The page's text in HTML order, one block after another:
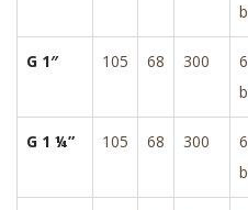
G 1″ 105 68 300
G 1 ¼” 105 68 300